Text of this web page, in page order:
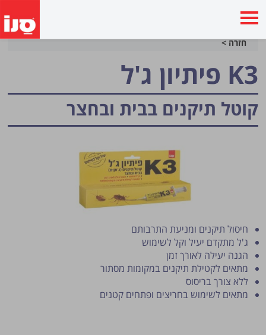
חזרה >
K3 פיתיון ג'ל
קוטל תיקנים בבית ובחצר
חיסול תיקנים ומניעת התרבותם
ג'ל מתקדם יעיל וקל לשימוש
הגנה יעילה לאורך זמן
מתאים לקטילת תיקנים במקומות מסתור
ללא צורך בריסוס
מתאים לשימוש בחריצים ופתחים קטנים